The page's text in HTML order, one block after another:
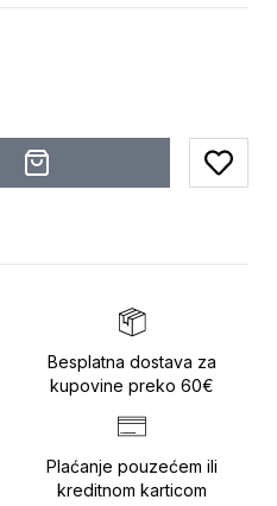
Add
Besplatna dostava za
kupovine preko 60€
Plaćanje pouzećem ili
kreditnom karticom